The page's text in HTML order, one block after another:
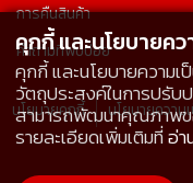
การคืนสินค้า
คำถามที่พบบ่อย
นโยบายคุกกี้ นโยบายความ
คุกกี้ และนโยบายค
คุกกี้ และนโยบายความเ
วัตถุประสงค์ในการปรับ
สามารถพัฒนาคุณภาพข
รายละเอียดเพิ่มเติมที่อ่า